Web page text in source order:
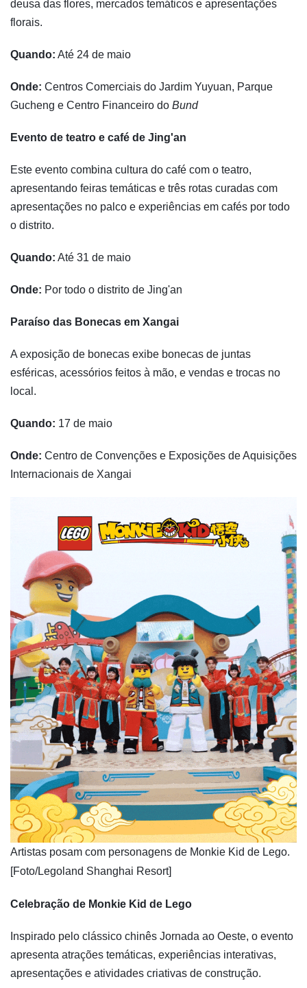
deusa das flores, mercados temáticos e apresentações
florais.
Quando: Até 24 de maio
Onde: Centros Comerciais do Jardim Yuyuan, Parque
Gucheng e Centro Financeiro do Bund
Evento de teatro e café de Jing'an
Este evento combina cultura do café com o teatro,
apresentando feiras temáticas e três rotas curadas com
apresentações no palco e experiências em cafés por todo
o distrito.
Quando: Até 31 de maio
Onde: Por todo o distrito de Jing'an
Paraíso das Bonecas em Xangai
A exposição de bonecas exibe bonecas de juntas
esféricas, acessórios feitos à mão, e vendas e trocas no
local.
Quando: 17 de maio
Onde: Centro de Convenções e Exposições de Aquisições
Internacionais de Xangai
​Artistas posam com personagens de Monkie Kid de Lego.
[Foto/Legoland Shanghai Resort]
Celebração de Monkie Kid de Lego
Inspirado pelo clássico chinês Jornada ao Oeste, o evento
apresenta atrações temáticas, experiências interativas,
apresentações e atividades criativas de construção.